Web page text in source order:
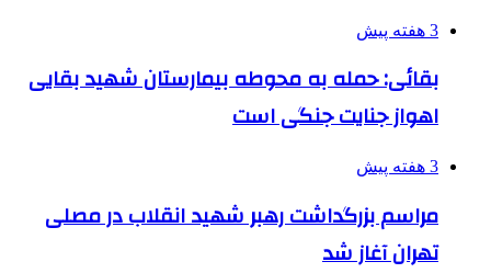
3 هفته پیش
بقائی: حمله به محوطه بیمارستان شهید بقایی
اهواز جنایت جنگی است
3 هفته پیش
مراسم بزرگداشت رهبر شهید انقلاب در مصلی
تهران آغاز شد